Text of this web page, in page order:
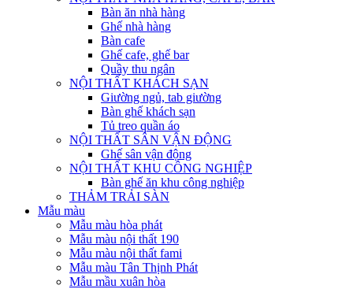
Bàn ăn nhà hàng
Ghế nhà hàng
Bàn cafe
Ghế cafe, ghế bar
Quầy thu ngân
NỘI THẤT KHÁCH SẠN
Giường ngủ, tab giường
Bàn ghế khách sạn
Tủ treo quần áo
NỘI THẤT SÂN VẬN ĐỘNG
Ghế sân vận động
NỘI THẤT KHU CÔNG NGHIỆP
Bàn ghế ăn khu công nghiệp
THẢM TRẢI SÀN
Mẫu màu
Mẫu màu hòa phát
Mẫu màu nội thất 190
Mẫu màu nội thất fami
Mẫu màu Tân Thịnh Phát
Mẫu mầu xuân hòa